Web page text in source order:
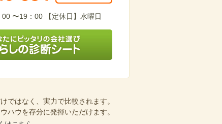
00 〜19：00 【定休日】水曜日
ではなく、実力で比較されます。
ハウを存分に発揮いただけます。